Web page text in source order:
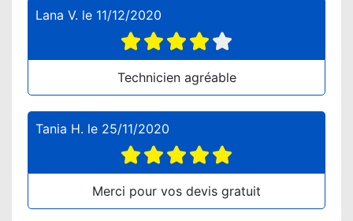
Lana V. le 11/12/2020
Technicien agréable
Tania H. le 25/11/2020
Merci pour vos devis gratuit